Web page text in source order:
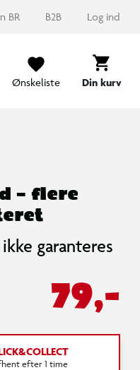
BR B2B Log ind
Ønskeliste Din kurv
– flere
garanteres
79,-
efter 1 time